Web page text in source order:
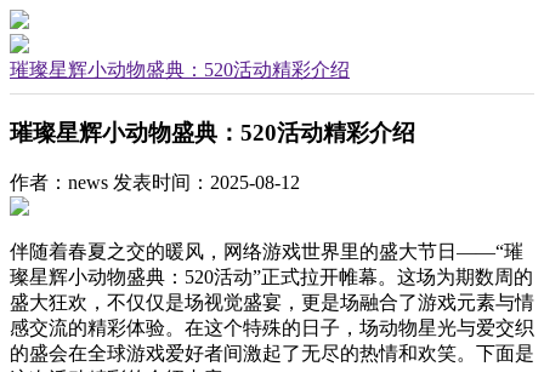
璀璨星辉小动物盛典：520活动精彩介绍
璀璨星辉小动物盛典：520活动精彩介绍
作者：news 发表时间：2025-08-12
伴随着春夏之交的暖风，网络游戏世界里的盛大节日——“璀
璨星辉小动物盛典：520活动”正式拉开帷幕。这场为期数周的
盛大狂欢，不仅仅是场视觉盛宴，更是场融合了游戏元素与情
感交流的精彩体验。在这个特殊的日子，场动物星光与爱交织
的盛会在全球游戏爱好者间激起了无尽的热情和欢笑。下面是